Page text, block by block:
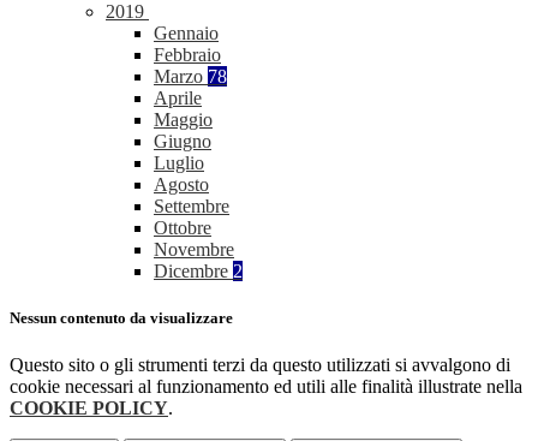
2019
Gennaio
Febbraio
Marzo 78
Aprile
Maggio
Giugno
Luglio
Agosto
Settembre
Ottobre
Novembre
Dicembre 2
Nessun contenuto da visualizzare
Questo sito o gli strumenti terzi da questo utilizzati si avvalgono di
cookie necessari al funzionamento ed utili alle finalità illustrate nella
COOKIE POLICY.